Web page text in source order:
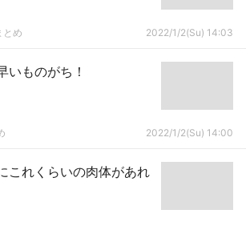
め 2022/1/2(Su) 14:03
いものがち！
2022/1/2(Su) 14:00
これくらいの肉体があれ